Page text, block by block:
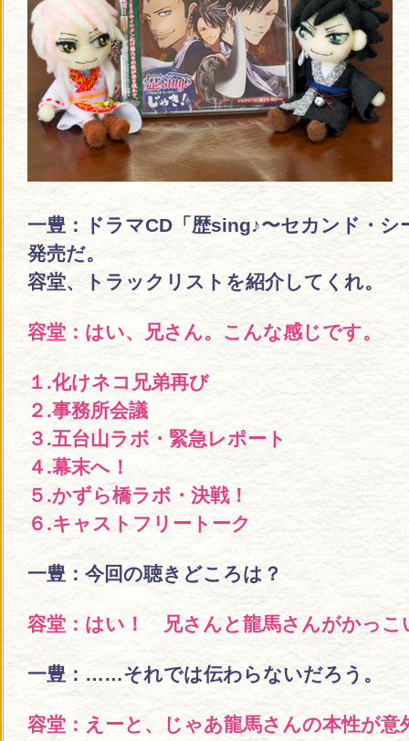
一豊：ドラマCD「歴sing♪〜セカンド・シ
発売だ。
容堂、トラックリストを紹介してくれ。
容堂：はい、兄さん。こんな感じです。
１.化けネコ兄弟再び
２.事務所会議
３.五台山ラボ・緊急レポート
４.幕末へ！
５.かずら橋ラボ・決戦！
６.キャストフリートーク
一豊：今回の聴きどころは？
容堂：はい！ 兄さんと龍馬さんがかっこ
一豊：……それでは伝わらないだろう。
容堂：えーと、じゃあ龍馬さんの本性が